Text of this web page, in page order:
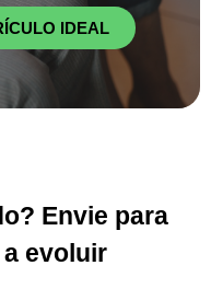
IDEAL
Envie para
evoluir